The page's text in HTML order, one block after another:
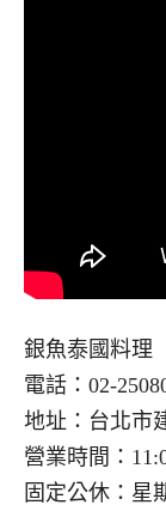
銀魚泰國料理
電話：02-
地址：台北市
營業時間：
固定公休：星